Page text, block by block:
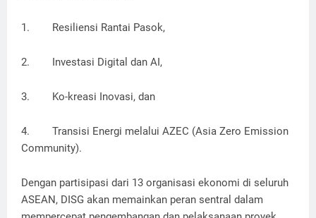
1. Resiliensi Rantai Pasok,
2. Investasi Digital dan AI,
3. Ko-kreasi Inovasi, dan
4. Transisi Energi melalui AZEC (Asia Zero Emission
Community).
Dengan partisipasi dari 13 organisasi ekonomi di seluruh
ASEAN, DISG akan memainkan peran sentral dalam